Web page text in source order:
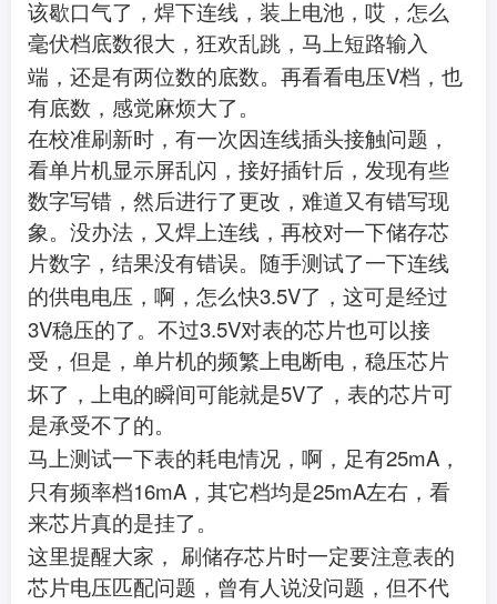
该歇口气了，焊下连线，装上电池，哎，怎么
毫伏档底数很大，狂欢乱跳，马上短路输入
端，还是有两位数的底数。再看看电压V档，也
有底数，感觉麻烦大了。
在校准刷新时，有一次因连线插头接触问题，
看单片机显示屏乱闪，接好插针后，发现有些
数字写错，然后进行了更改，难道又有错写现
象。没办法，又焊上连线，再校对一下储存芯
片数字，结果没有错误。随手测试了一下连线
的供电电压，啊，怎么快3.5V了，这可是经过
3V稳压的了。不过3.5V对表的芯片也可以接
受，但是，单片机的频繁上电断电，稳压芯片
坏了，上电的瞬间可能就是5V了，表的芯片可
是承受不了的。
马上测试一下表的耗电情况，啊，足有25mA ，
只有频率档16mA ，其它档均是25mA左右，看
来芯片真的是挂了。
这里提醒大家，
刷储存芯片时一定要注意表的
芯片电压匹配问题，曾有人说没问题，但不代